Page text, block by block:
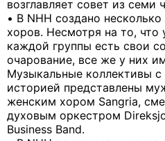
возглавляет совет из семи
• В NHH создано
хоров. Несмотря на то, что
каждой группы есть свои
очарование, все же у них
Музыкальные коллективы
историей представлены
женским хором Sangria,
духовым оркестром
Business Band.